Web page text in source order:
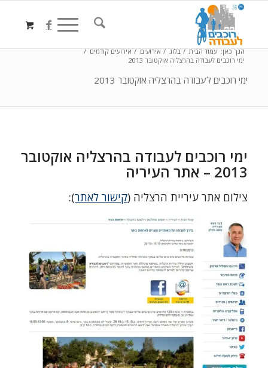
ימי רוכבים לעבודה בהרצליה אוקטובר 2013
הנך כאן: עמוד הבית / בלוג / אירועים / אירועים קודמים /
ימי רוכבים לעבודה בהרצליה אוקטובר 2013
ימי רוכבים לעבודה בהרצליה אוקטובר
2013 – אתר העיריה
צילום אתר עיריית הרצליה (קישור לאתר):